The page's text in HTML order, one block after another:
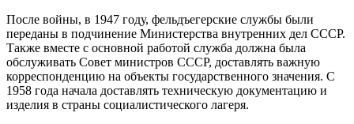
После войны, в 1947 году, фельдъегерские службы были
переданы в подчинение Министерства внутренних дел СССР.
Также вместе с основной работой служба должна была
обслуживать Совет министров СССР, доставлять важную
корреспонденцию на объекты государственного значения. С
1958 года начала доставлять техническую документацию и
изделия в страны социалистического лагеря.